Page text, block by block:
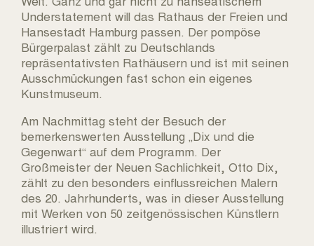
Understatement will das Rathaus der Freien und
Hansestadt Hamburg passen. Der pompöse
Bürgerpalast zählt zu Deutschlands
repräsentativsten Rathäusern und ist mit seinen
Ausschmückungen fast schon ein eigenes
Kunstmuseum.
Am Nachmittag steht der Besuch der
bemerkenswerten Ausstellung „Dix und die
Gegenwart“ auf dem Programm. Der
Großmeister der Neuen Sachlichkeit, Otto Dix,
zählt zu den besonders einflussreichen Malern
des 20. Jahrhunderts, was in dieser Ausstellung
mit Werken von 50 zeitgenössischen Künstlern
illustriert wird.